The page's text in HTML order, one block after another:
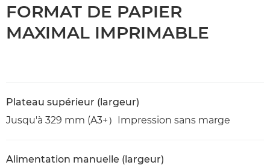
FORMAT DE PAPIER
MAXIMAL IMPRIMABLE
Plateau supérieur (largeur)
Jusqu'à 329 mm (A3+）Impression sans marge
Alimentation manuelle (largeur)